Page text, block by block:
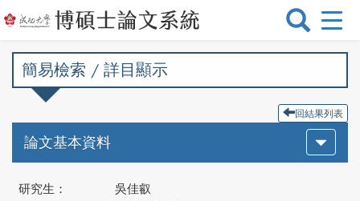
選
切
簡易檢索 / 詳目顯示
回結果列表
論文基本資料
研究生：
吳佳叡